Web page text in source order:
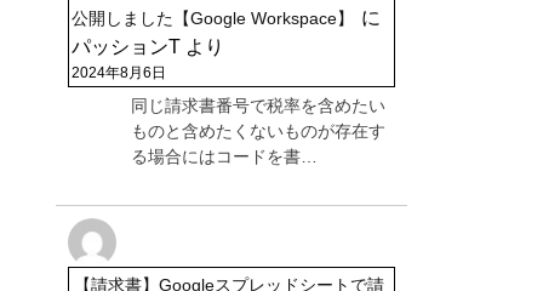
公開しました【Google Workspace】
に
パッションT より
2024年8月6日
同じ請求書番号で税率を含めたい
ものと含めたくないものが存在す
る場合にはコードを書…
【請求書】Googleスプレッドシートで請